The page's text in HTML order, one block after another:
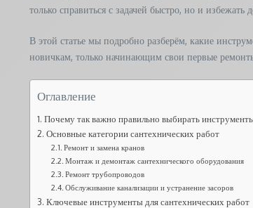
только справиться с задачей быстро, но и
В этой статье мы подробно разберём, какие
новичкам, только начинающим свои первые
Оглавление
Почему так важно правильно выбирать
Основные категории сантехнических работ
Ремонт и замена кранов
Монтаж и демонтаж сантехнического оборудования
Ремонт трубопроводов
Обслуживание канализации и устранение засоров
Ключевые инструменты для сантехнических работ